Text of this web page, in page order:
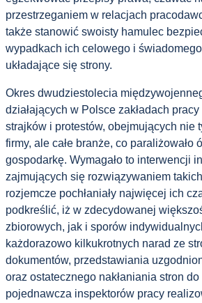
przestrzeganiem w relacjach
także stanowić swoisty hamulec
wypadkach ich celowego i
układające się strony.
Okres dwudziestolecia
działających w Polsce zakładach
strajków i protestów, obejmujących nie
firmy, ale całe branże, co paraliżowało
gospodarkę. Wymagało to interwencji
zajmujących się rozwiązywaniem
rozjemcze pochłaniały najwięcej ich
podkreślić, iż w zdecydowanej
zbiorowych, jak i sporów
każdorazowo kilkukrotnych narad ze
dokumentów, przedstawiania
oraz ostatecznego nakłaniania stron
pojednawcza inspektorów pracy